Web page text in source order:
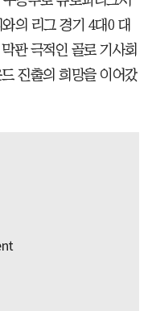
의 리그 경기 4대0 대
판 극적인 골로 기사회
진출의 희망을 이어갔